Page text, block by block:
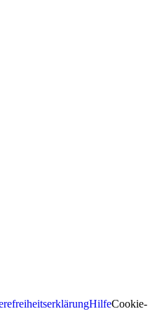
HilfeCookie-